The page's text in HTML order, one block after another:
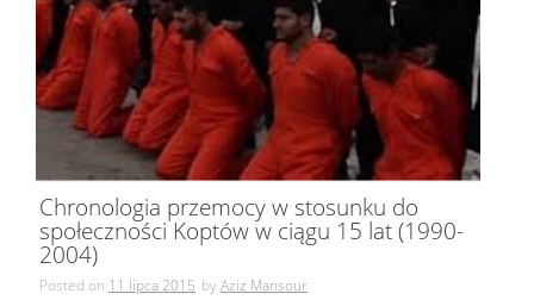
Chronologia przemocy w stosunku do
społeczności Koptów w ciągu 15 lat (1990-
2004)
Posted on 11 lipca 2015 byAziz Mansour